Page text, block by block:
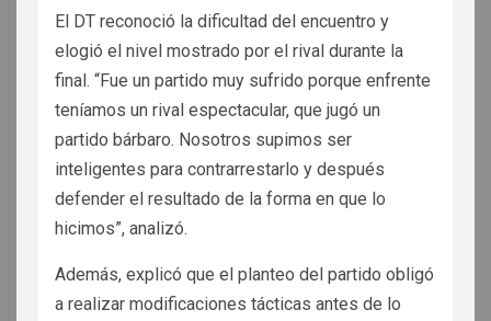
El DT reconoció la dificultad del encuentro y
elogió el nivel mostrado por el rival durante la
final. “Fue un partido muy sufrido porque enfrente
teníamos un rival espectacular, que jugó un
partido bárbaro. Nosotros supimos ser
inteligentes para contrarrestarlo y después
defender el resultado de la forma en que lo
hicimos”, analizó.
Además, explicó que el planteo del partido obligó
a realizar modificaciones tácticas antes de lo